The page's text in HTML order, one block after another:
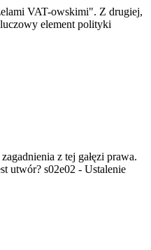
VAT-owskimi". Z drugiej,
element polityki
z tej gałęzi prawa.
utwór? s02e02 - Ustalenie